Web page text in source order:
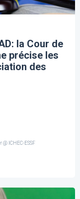
la Cour de
précise les
des
ICHEC-ESSF